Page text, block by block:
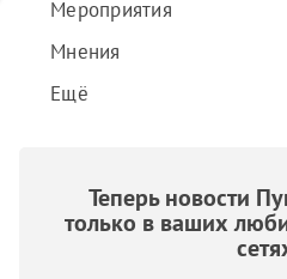
Мероприятия
Мнения
Ещё
Теперь новости
только в ваших